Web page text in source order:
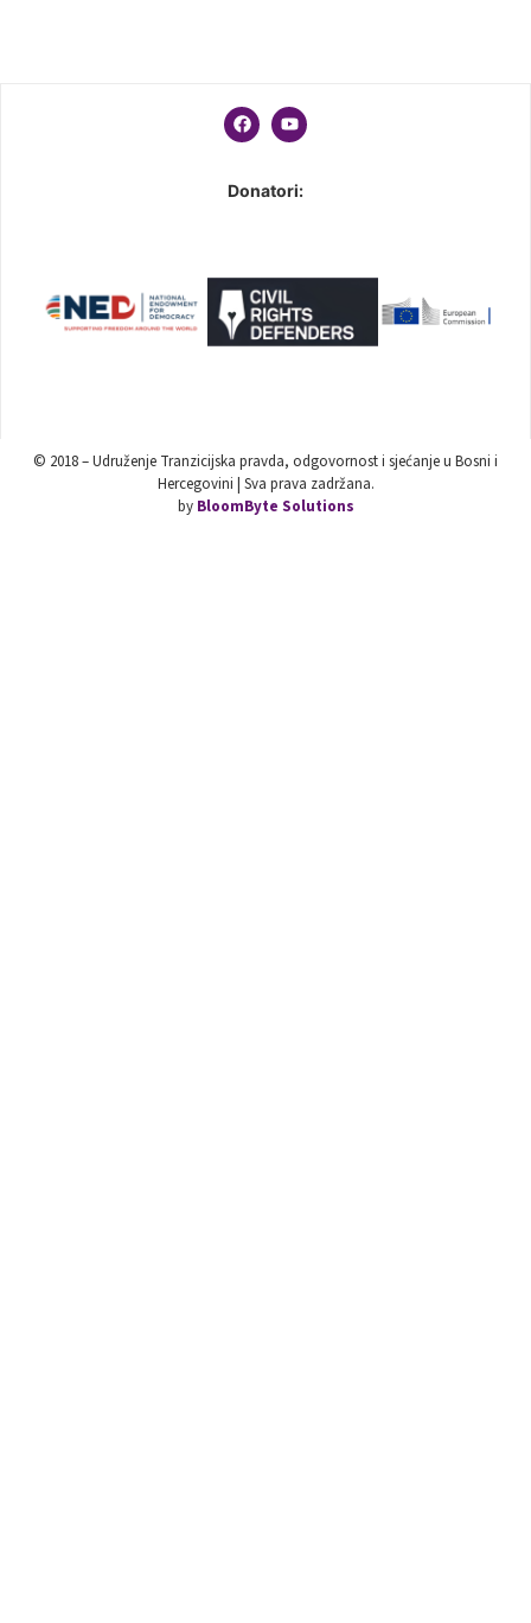
Donatori:
© 2018 – Udruženje Tranzicijska pravda, odgovornost i sjećanje u Bosni i
Hercegovini | Sva prava zadržana.
by BloomByte Solutions